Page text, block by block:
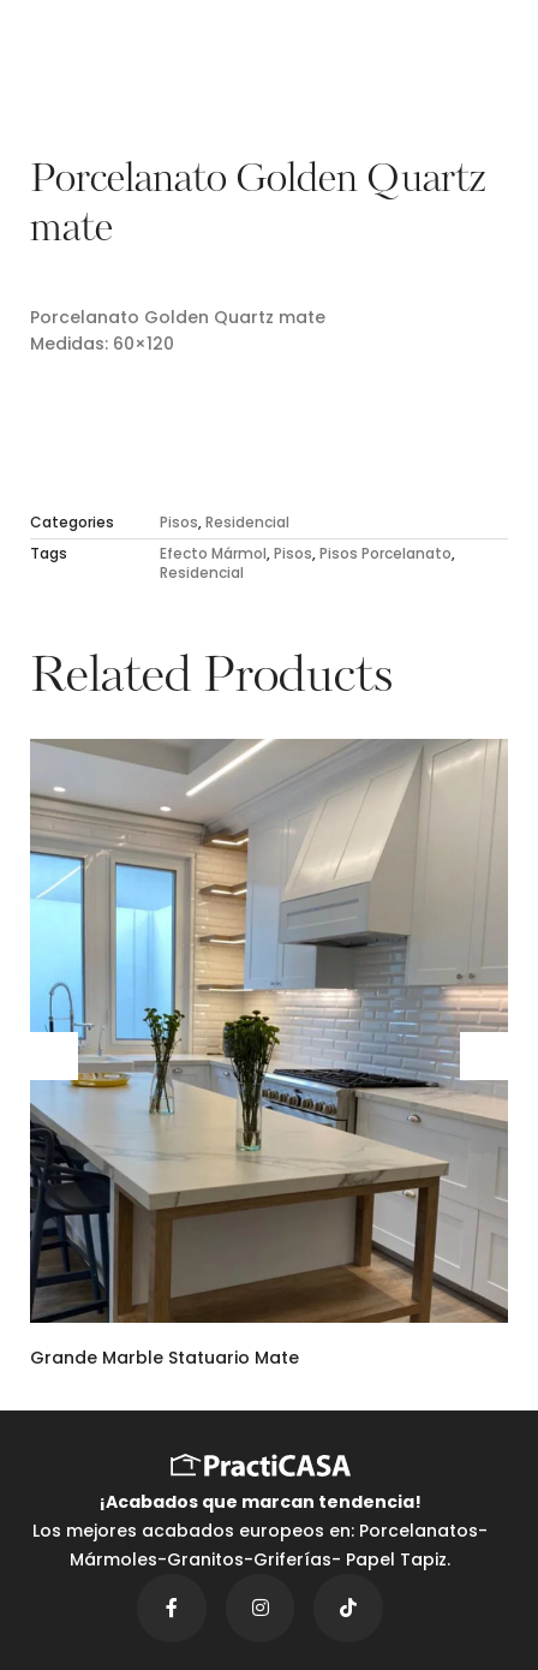
Porcelanato Golden Quartz
mate
Porcelanato Golden Quartz mate
Medidas: 60×120
Categories Pisos,Residencial
Tags
Efecto Mármol,Pisos,Pisos Porcelanato,
Residencial
Related Products
Grande Marble Statuario Mate
¡Acabados que marcan tendencia⁣!
Los mejores acabados europeos en: Porcelanatos-
Mármoles-Granitos-Griferías- Papel Tapiz.